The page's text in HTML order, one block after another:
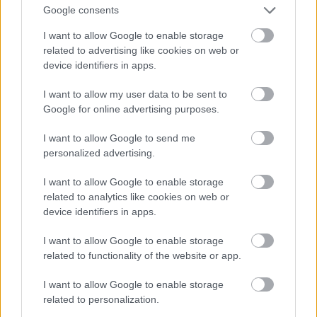
Google consents
I want to allow Google to enable storage
related to advertising like cookies on web or
device identifiers in apps.
I want to allow my user data to be sent to
Google for online advertising purposes.
I want to allow Google to send me
personalized advertising.
I want to allow Google to enable storage
related to analytics like cookies on web or
device identifiers in apps.
I want to allow Google to enable storage
related to functionality of the website or app.
I want to allow Google to enable storage
related to personalization.
katona mint a halott, ugyanis a sebesülttel
foglalkozni kell, nem is keveset és az leköti az
ellenséget...
postabelyeg
17 éve
@Perverzsrac:
"Amúgy meg egyszer egy okos azt mondta, jobb a
foglalkozni kell, nem is keveset és az leköti az
ellenséget..."
Igen, az 5,56x45mm-es NATO lőszer kapcsán szokják
koncepciónak. Maga a gondolat, hogy ne öljünk,
hanem sebesítsünk abban van logika és ráció. De
olyan érzésem van ezzel kapcsolatban, hogy egy
kényelmes és biztonságos szobában gondolkodva
született meg az ötlet. Elkábított disznókon